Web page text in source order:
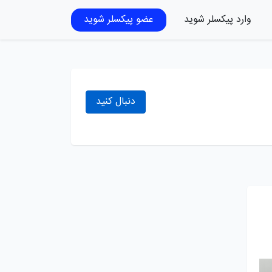
وارد پیکسلر شوید عضو پیکسلر شوید
دنبال کنید